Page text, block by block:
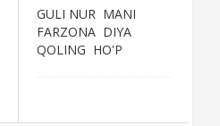
GULI NUR MANI
FARZONA DIYA
QOLING HO'P